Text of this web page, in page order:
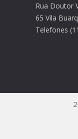
Rua Doutor
65 Vila
Telefones